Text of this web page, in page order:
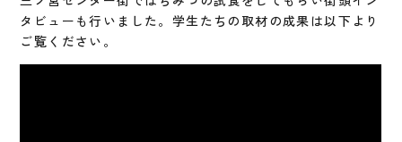
タビューも行いました。学生たちの取材の成果は以下より
ご覧ください。